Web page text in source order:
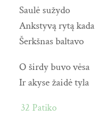
Saulė sužydo
Ankstyvą rytą kada
Šerkšnas baltavo
O širdy buvo vėsa
Ir akyse žaidė tyla
32 Patiko